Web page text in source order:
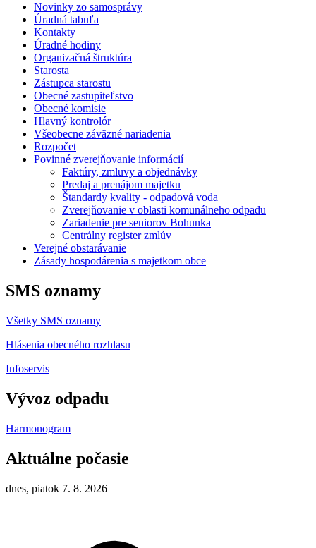
Novinky zo samosprávy
Úradná tabuľa
Kontakty
Úradné hodiny
Organizačná štruktúra
Starosta
Zástupca starostu
Obecné zastupiteľstvo
Obecné komisie
Hlavný kontrolór
Všeobecne záväzné nariadenia
Rozpočet
Povinné zverejňovanie informácií
Faktúry, zmluvy a objednávky
Predaj a prenájom majetku
Štandardy kvality - odpadová voda
Zverejňovanie v oblasti komunálneho odpadu
Zariadenie pre seniorov Bohunka
Centrálny register zmlúv
Verejné obstarávanie
Zásady hospodárenia s majetkom obce
SMS oznamy
Všetky SMS oznamy
Hlásenia obecného rozhlasu
Infoservis
Vývoz odpadu
Harmonogram
Aktuálne počasie
dnes, piatok 7. 8. 2026